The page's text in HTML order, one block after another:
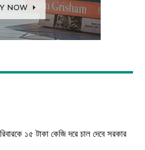
১৫ টাকা কেজি দরে চাল দেবে সরকার